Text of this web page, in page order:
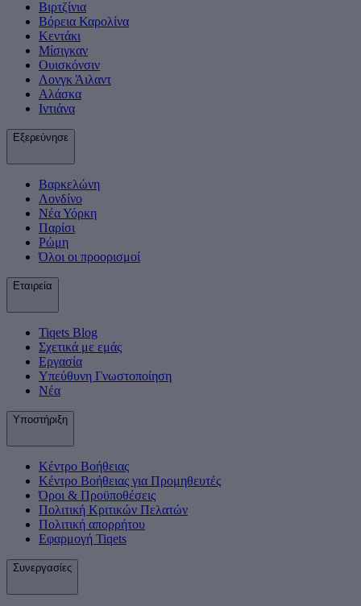
Βιρτζίνια
Βόρεια Καρολίνα
Κεντάκι
Μίσιγκαν
Ουισκόνσιν
Λονγκ Άιλαντ
Αλάσκα
Ιντιάνα
Εξερεύνησε
Βαρκελώνη
Λονδίνο
Νέα Υόρκη
Παρίσι
Ρώμη
Όλοι οι προορισμοί
Εταιρεία
Tiqets Βlog
Σχετικά με εμάς
Εργασία
Υπεύθυνη Γνωστοποίηση
Νέα
Υποστήριξη
Κέντρο Βοήθειας
Κέντρο Βοήθειας για Προμηθευτές
Όροι & Προϋποθέσεις
Πολιτική Κριτικών Πελατών
Πολιτική απορρήτου
Εφαρμογή Tiqets
Συνεργασίες